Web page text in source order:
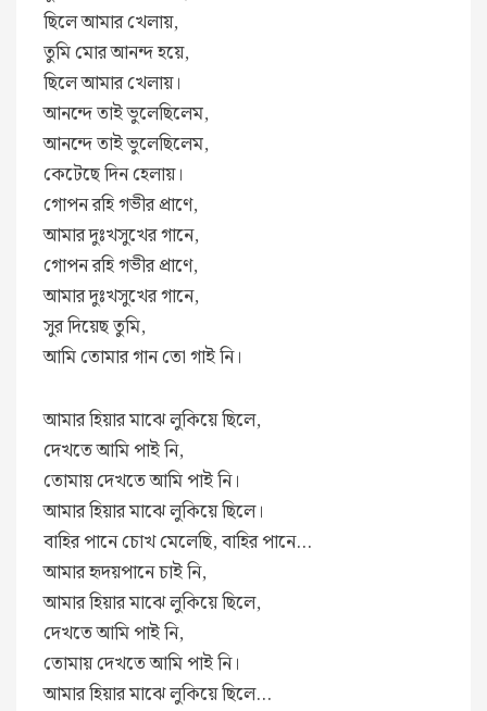
ছিলে আমার খেলায়,
তুমি মোর আনন্দ হয়ে,
ছিলে আমার খেলায়।
আনন্দে তাই ভুলেছিলেম,
আনন্দে তাই ভুলেছিলেম,
কেটেছে দিন হেলায়।
গোপন রহি গভীর প্রাণে,
আমার দুঃখসুখের গানে,
গোপন রহি গভীর প্রাণে,
আমার দুঃখসুখের গানে,
সুর দিয়েছ তুমি,
আমি তোমার গান তো গাই নি।
আমার হিয়ার মাঝে লুকিয়ে ছিলে,
দেখতে আমি পাই নি,
তোমায় দেখতে আমি পাই নি।
আমার হিয়ার মাঝে লুকিয়ে ছিলে।
বাহির পানে চোখ মেলেছি, বাহির পানে…
আমার হৃদয়পানে চাই নি,
আমার হিয়ার মাঝে লুকিয়ে ছিলে,
দেখতে আমি পাই নি,
তোমায় দেখতে আমি পাই নি।
আমার হিয়ার মাঝে লুকিয়ে ছিলে…